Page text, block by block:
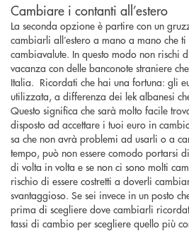
Cambiare i contanti all’estero
La seconda opzione è partire con un
cambiarli all’estero a mano a mano che
cambiavalute. In questo modo non rischi
vacanza con delle banconote straniere
Italia. Ricordati che hai una fortuna: gli
utilizzata, a differenza dei lek albanesi
Questo significa che sarà molto facile
disposto ad accettare i tuoi euro in
sa che non avrà problemi ad usarli o a
tempo, può non essere comodo portarsi
di volta in volta e se non ci sono molti
rischio di essere costretti a doverli
svantaggioso. Se sei invece in un posto
prima di scegliere dove cambiarli
tassi di cambio per scegliere quello più